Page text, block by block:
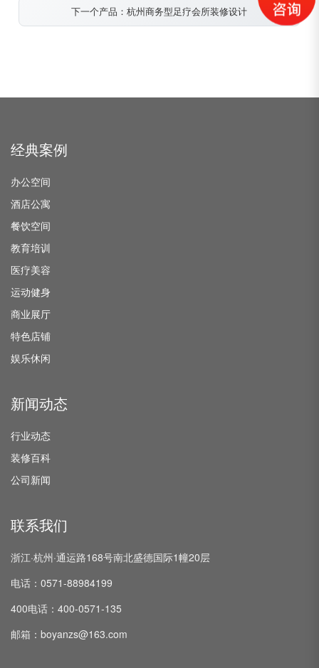
下一个产品：杭州商务型足疗会所装修设计
经典案例
办公空间
酒店公寓
餐饮空间
教育培训
医疗美容
运动健身
商业展厅
特色店铺
娱乐休闲
新闻动态
行业动态
装修百科
公司新闻
联系我们
浙江·杭州·通运路168号南北盛德国际1幢20层
电话：0571-88984199
400电话：400-0571-135
邮箱：boyanzs@163.com